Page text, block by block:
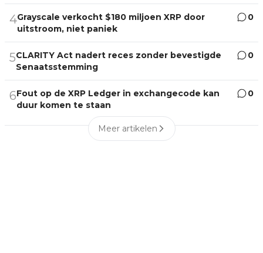
4Grayscale verkocht $180 miljoen XRP door
uitstroom, niet paniek
0
5CLARITY Act nadert reces zonder bevestigde
Senaatsstemming
0
6Fout op de XRP Ledger in exchangecode kan
duur komen te staan
0
Meer artikelen